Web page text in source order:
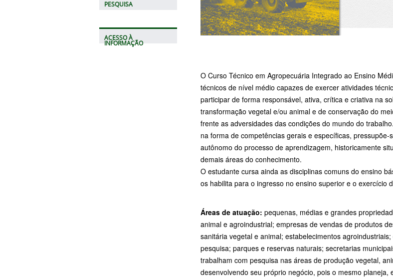
PESQUISA
ACESSO À
INFORMAÇÃO
O Curso Técnico em Agropecuária Integrado ao Ensino
técnicos de nível médio capazes de exercer atividades
participar de forma responsável, ativa, crítica e criativa na
transformação vegetal e/ou animal e de conservação do
frente as adversidades das condições do mundo do
na forma de competências gerais e específicas,
autônomo do processo de aprendizagem, historicamente
demais áreas do conhecimento.
O estudante cursa ainda as disciplinas comuns do ensino
os habilita para o ingresso no ensino superior e o exercício
Áreas de atuação: pequenas, médias e grandes
animal e agroindustrial; empresas de vendas de produtos
sanitária vegetal e animal; estabelecimentos
pesquisa; parques e reservas naturais; secretarias
trabalham com pesquisa nas áreas de produção vegetal,
desenvolvendo seu próprio negócio, pois o mesmo